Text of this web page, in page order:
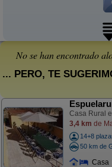
No se han encontrado
... PERO, TE
Casa Rural
3,4 km de
14+8
50 km de
Casa